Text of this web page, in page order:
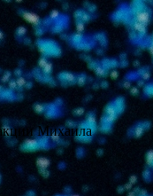
Михаила